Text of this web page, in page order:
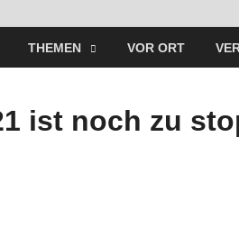
THEMEN VOR ORT
ist noch zu